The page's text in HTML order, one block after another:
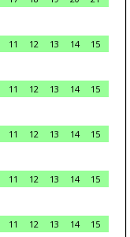
11 12 13 14
15
11 12 13 14
15
11 12 13 14
15
11 12 13 14
15
11 12 13 14
15